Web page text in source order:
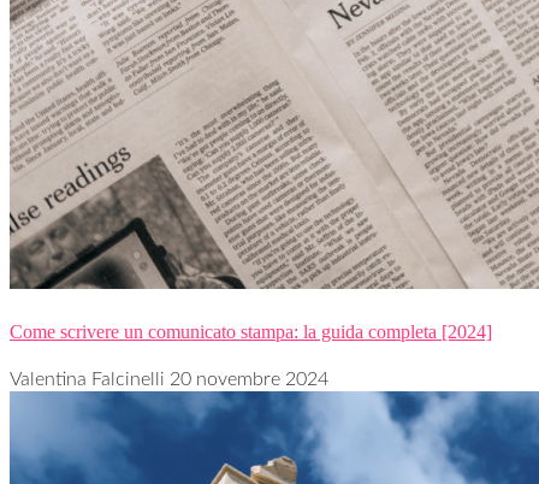
Come scrivere un comunicato stampa: la guida completa [2024]
Valentina Falcinelli 20 novembre 2024